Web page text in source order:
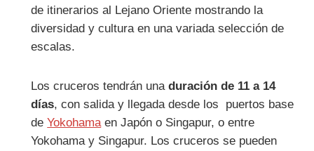
de itinerarios al Lejano Oriente mostrando la
diversidad y cultura en una variada selección de
escalas.
Los cruceros tendrán unaduración de 11 a 14
días, con salida y llegada desde los puertos base
deYokohama en Japón o Singapur, o entre
Yokohama y Singapur. Los cruceros se pueden